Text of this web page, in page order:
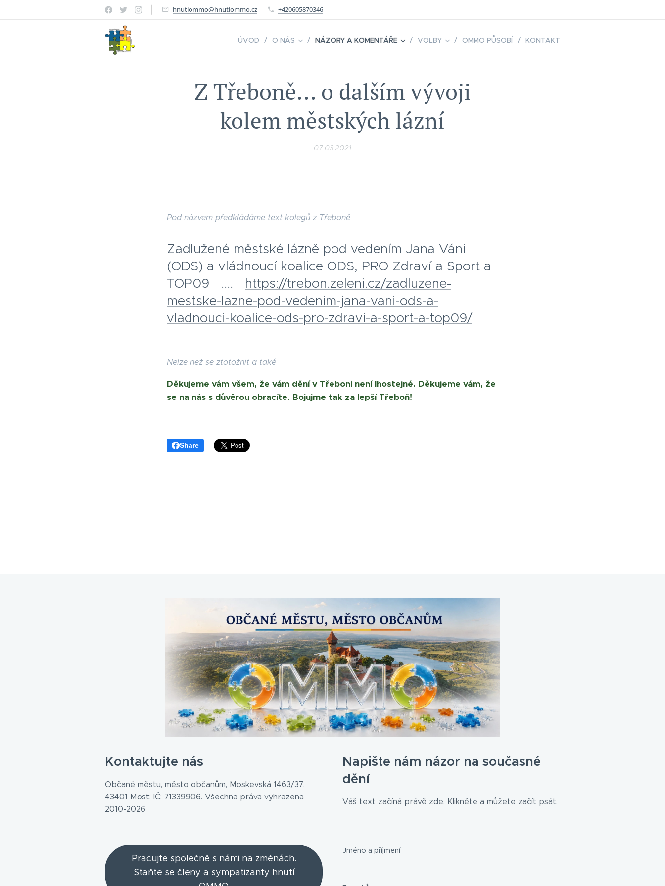
hnutiommo@hnutiommo.cz +420605870346
ÚVOD O NÁS NÁZORY A KOMENTÁŘE VOLBY OMMO PŮSOBÍ KONTAKT
Z Třeboně... o dalším vývoji
kolem městských lázní
07.03.2021
Pod názvem předkládáme text kolegů z Třeboně
Zadlužené městské lázně pod vedením Jana Váni
(ODS) a vládnoucí koalice ODS, PRO Zdraví a Sport a
TOP09 .... https://trebon.zeleni.cz/zadluzene-
mestske-lazne-pod-vedenim-jana-vani-ods-a-
vladnouci-koalice-ods-pro-zdravi-a-sport-a-top09/
Nelze než se ztotožnit a také
Děkujeme vám všem, že vám dění v Třeboni není lhostejné. Děkujeme vám, že
se na nás s důvěrou obracíte. Bojujme tak za lepší Třeboň!
Share
Kontaktujte nás
Občané městu, město občanům, Moskevská 1463/37,
43401 Most; IČ: 71339906. Všechna práva vyhrazena
2010-2026
Pracujte společně s námi na změnách.
Staňte se členy a sympatizanty hnutí
Napište nám názor na současné
dění
Váš text začíná právě zde. Klikněte a můžete začít psát.
Jméno a příjmení